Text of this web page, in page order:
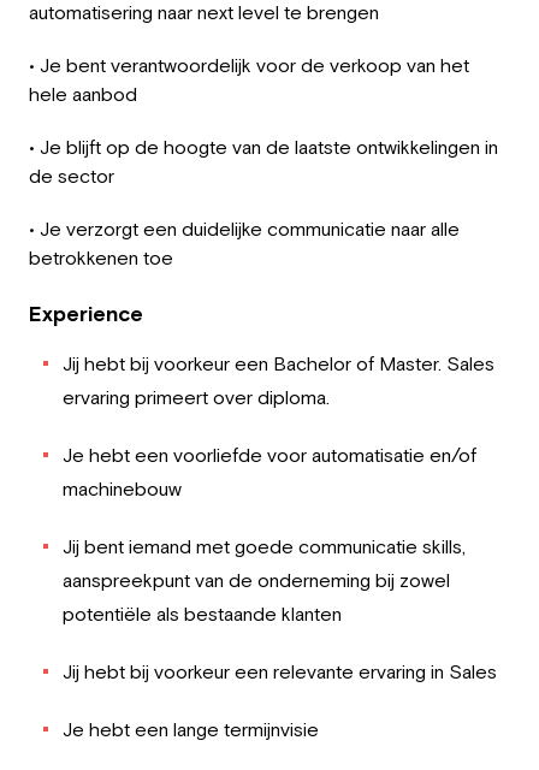
automatisering naar next level te brengen
• Je bent verantwoordelijk voor de verkoop van het
hele aanbod
• Je blijft op de hoogte van de laatste ontwikkelingen in
de sector
• Je verzorgt een duidelijke communicatie naar alle
betrokkenen toe
Experience
Jij hebt bij voorkeur een Bachelor of Master. Sales
ervaring primeert over diploma.
Je hebt een voorliefde voor automatisatie en/of
machinebouw
Jij bent iemand met goede communicatie skills,
aanspreekpunt van de onderneming bij zowel
potentiële als bestaande klanten
Jij hebt bij voorkeur een relevante ervaring in Sales
Je hebt een lange termijnvisie